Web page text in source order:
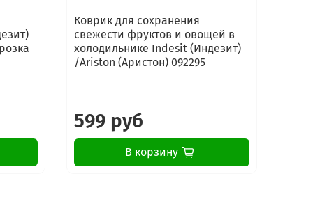
Коврик для сохранения
свежести фруктов и овощей в
холодильнике Indesit (Индезит)
/Ariston (Аристон) 092295
599 руб
В корзину